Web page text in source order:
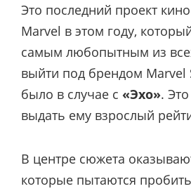
Это последний проект
Marvel в этом году,
самым любопытным из
выйти под брендом Marvel
было в случае с «Эхо».
выдать ему взрослый
В центре сюжета
которые пытаются